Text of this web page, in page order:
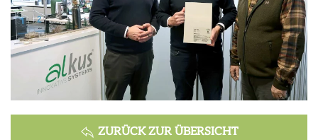
ZURÜCK ZUR ÜBERSICHT